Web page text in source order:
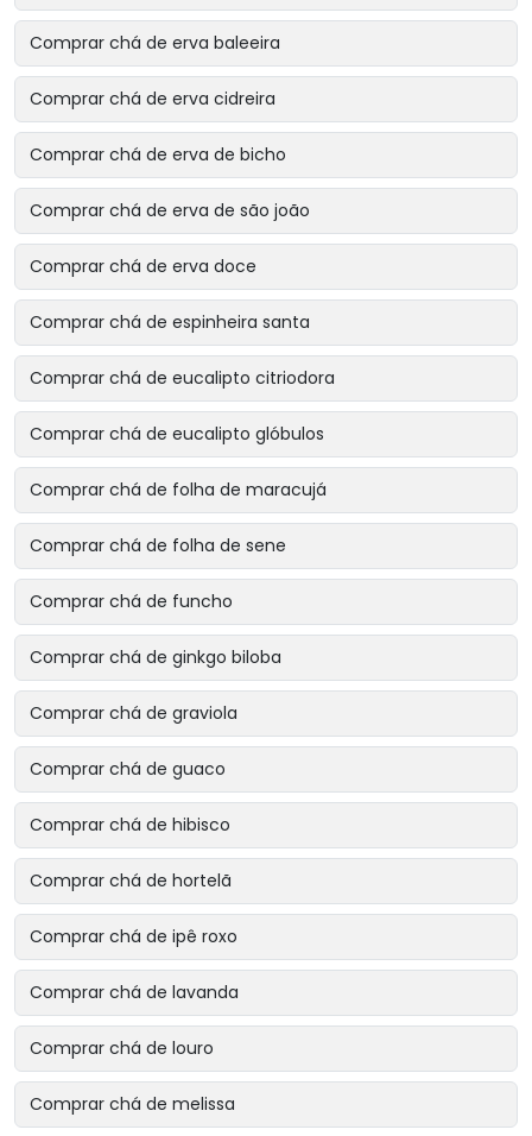
Comprar chá de erva baleeira
Comprar chá de erva cidreira
Comprar chá de erva de bicho
Comprar chá de erva de são joão
Comprar chá de erva doce
Comprar chá de espinheira santa
Comprar chá de eucalipto citriodora
Comprar chá de eucalipto glóbulos
Comprar chá de folha de maracujá
Comprar chá de folha de sene
Comprar chá de funcho
Comprar chá de ginkgo biloba
Comprar chá de graviola
Comprar chá de guaco
Comprar chá de hibisco
Comprar chá de hortelã
Comprar chá de ipê roxo
Comprar chá de lavanda
Comprar chá de louro
Comprar chá de melissa